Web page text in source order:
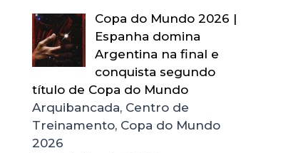
Copa do Mundo 2026 |
Espanha domina
Argentina na final e
conquista segundo
título de Copa do Mundo
Arquibancada, Centro de
Treinamento, Copa do Mundo
2026